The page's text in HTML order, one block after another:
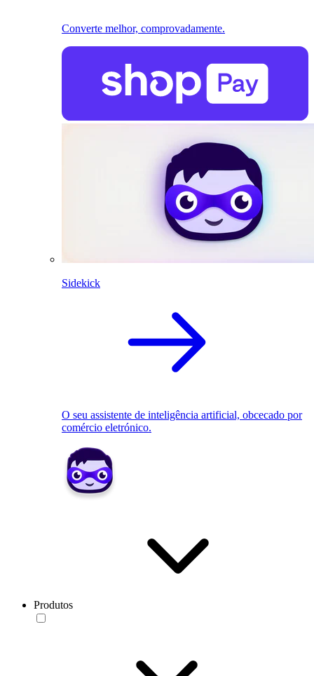
Converte melhor, comprovadamente.
Sidekick
O seu assistente de inteligência artificial, obcecado por
comércio eletrónico.
Produtos